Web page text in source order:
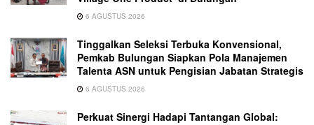
6 AGUSTUS 2026
Tinggalkan Seleksi Terbuka Konvensional,
Pemkab Bulungan Siapkan Pola Manajemen
Talenta ASN untuk Pengisian Jabatan Strategis
6 AGUSTUS 2026
Perkuat Sinergi Hadapi Tantangan Global: